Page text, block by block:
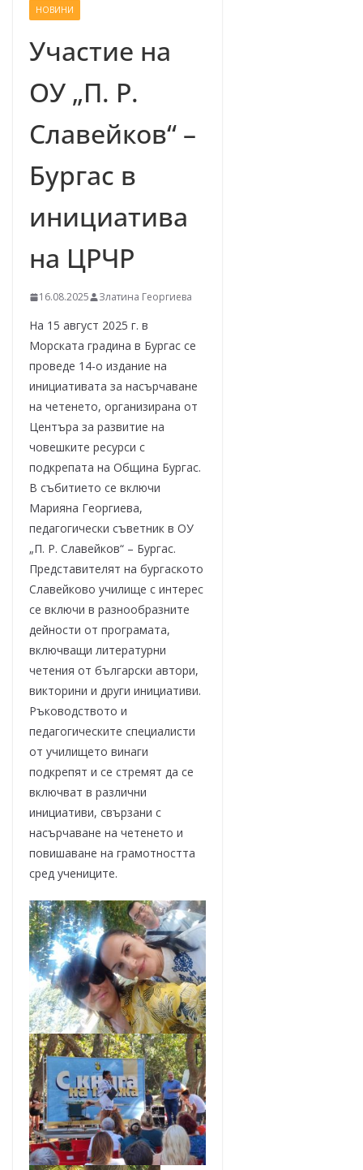
НОВИНИ
Участие на
ОУ „П. Р.
Славейков“ –
Бургас в
инициатива
на ЦРЧР
16.08.2025 Златина Георгиева
На 15 август 2025 г. в
Морската градина в Бургас се
проведе 14-о издание на
инициативата за насърчаване
на четенето, организирана от
Центъра за развитие на
човешките ресурси с
подкрепата на Община Бургас.
В събитието се включи
Марияна Георгиева,
педагогически съветник в ОУ
„П. Р. Славейков“ – Бургас.
Представителят на бургаското
Славейково училище с интерес
се включи в разнообразните
дейности от програмата,
включващи литературни
четения от български автори,
викторини и други инициативи.
Ръководството и
педагогическите специалисти
от училището винаги
подкрепят и се стремят да се
включват в различни
инициативи, свързани с
насърчаване на четенето и
повишаване на грамотността
сред учениците.